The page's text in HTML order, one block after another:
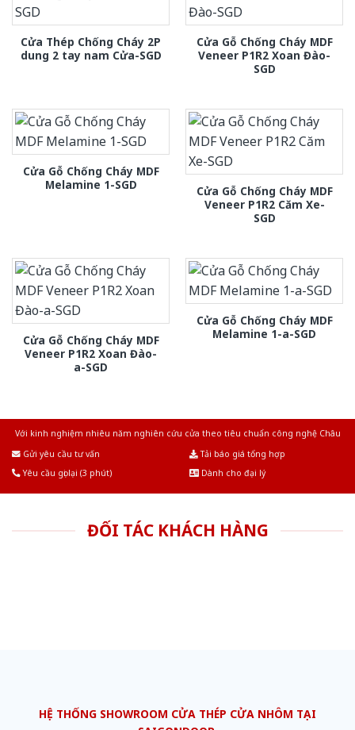
Cửa Thép Chống Cháy 2P
dung 2 tay nam Cửa-SGD
Cửa Gỗ Chống Cháy MDF
Veneer P1R2 Xoan Đào-
SGD
Cửa Gỗ Chống Cháy MDF
Melamine 1-SGD
Cửa Gỗ Chống Cháy MDF
Veneer P1R2 Căm Xe-
SGD
Cửa Gỗ Chống Cháy MDF
Veneer P1R2 Xoan Đào-
a-SGD
Cửa Gỗ Chống Cháy MDF
Melamine 1-a-SGD
Với kinh nghiệm nhiêu năm nghiên cứu cửa theo tiêu chuẩn công nghệ Châu
Gửi yêu cầu tư vấn
Tải báo giá tổng hợp
Yêu cầu gọi lại (3 phút)
Dành cho đại lý
ĐỐI TÁC KHÁCH HÀNG
HỆ THỐNG SHOWROOM CỬA THÉP CỬA NHÔM TẠI